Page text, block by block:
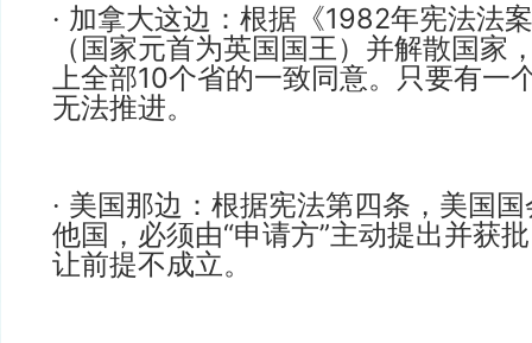
· 加拿大这边：根据《1982年宪法法
（国家元首为英国国王）并解散国家
上全部10个省的一致同意。只要有一
无法推进。
· 美国那边：根据宪法第四条，美国
他国，必须由“申请方”主动提出并获
让前提不成立。